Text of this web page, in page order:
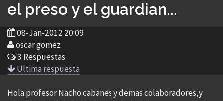
el preso y el guardian...
08-Jan-2012 20:09
oscar gomez
3 Respuestas
Ultima respuesta
Hola profesor Nacho cabanes y demas colaboradores,y